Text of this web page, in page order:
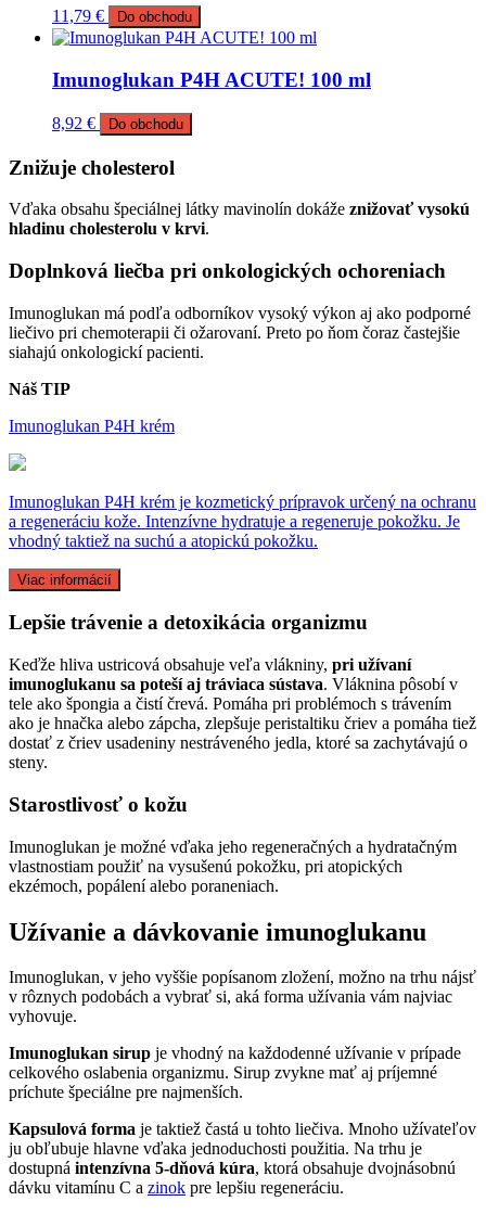
11,79 € Do obchodu
Imunoglukan P4H ACUTE! 100 ml
8,92 € Do obchodu
Znižuje cholesterol
Vďaka obsahu špeciálnej látky mavinolín dokáže znižovať vysokú
hladinu cholesterolu v krvi.
Doplnková liečba pri onkologických ochoreniach
Imunoglukan má podľa odborníkov vysoký výkon aj ako podporné
liečivo pri chemoterapii či ožarovaní. Preto po ňom čoraz častejšie
siahajú onkologickí pacienti.
Náš TIP
Imunoglukan P4H krém
Imunoglukan P4H krém je kozmetický prípravok určený na ochranu
a regeneráciu kože. Intenzívne hydratuje a regeneruje pokožku. Je
vhodný taktiež na suchú a atopickú pokožku.
Viac informácií
Lepšie trávenie a detoxikácia organizmu
Keďže hliva ustricová obsahuje veľa vlákniny, pri užívaní
imunoglukanu sa poteší aj tráviaca sústava. Vláknina pôsobí v
tele ako špongia a čistí črevá. Pomáha pri problémoch s trávením
ako je hnačka alebo zápcha, zlepšuje peristaltiku čriev a pomáha tiež
dostať z čriev usadeniny nestráveného jedla, ktoré sa zachytávajú o
steny.
Starostlivosť o kožu
Imunoglukan je možné vďaka jeho regeneračných a hydratačným
vlastnostiam použiť na vysušenú pokožku, pri atopických
ekzémoch, popálení alebo poraneniach.
Užívanie a dávkovanie imunoglukanu
Imunoglukan, v jeho vyššie popísanom zložení, možno na trhu nájsť
v rôznych podobách a vybrať si, aká forma užívania vám najviac
vyhovuje.
Imunoglukan sirup je vhodný na každodenné užívanie v prípade
celkového oslabenia organizmu. Sirup zvykne mať aj príjemné
príchute špeciálne pre najmenších.
Kapsulová forma je taktiež častá u tohto liečiva. Mnoho užívateľov
ju obľubuje hlavne vďaka jednoduchosti použitia. Na trhu je
dostupná intenzívna 5-dňová kúra, ktorá obsahuje dvojnásobnú
dávku vitamínu C a zinok pre lepšiu regeneráciu.